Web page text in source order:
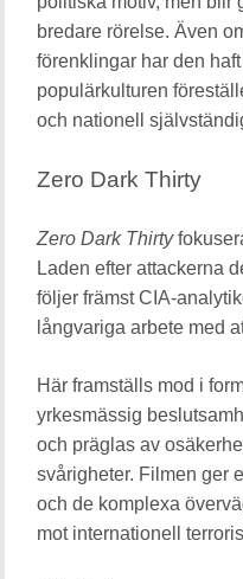
bredare rörelse. Även
förenklingar har den
populärkulturen
och nationell
Zero Dark Thirty
Zero Dark Thirty
Laden efter attackerna
följer främst CIA-
långvariga arbete med
Här framställs mod i
yrkesmässig
och präglas av
svårigheter. Filmen ger
och de komplexa
mot internationell